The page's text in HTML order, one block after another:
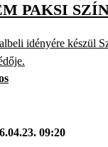
PAKSI
idényére készül
09:20